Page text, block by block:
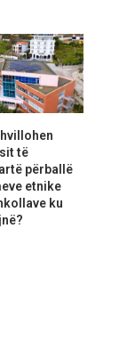
të
përballë
etnike
ku